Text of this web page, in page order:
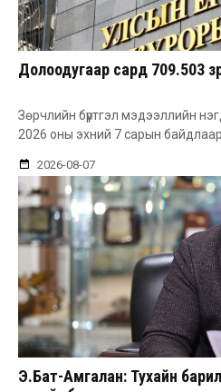
Долоодугаар сард 709.503
Зөрчлийн бүртгэл мэдээллийн
2026 оны эхний 7 сарын
2026-08-07
Э.Бат-Амгалан: Тухайн